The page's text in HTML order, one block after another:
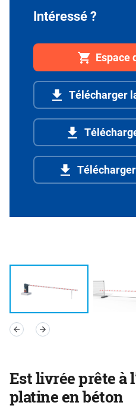
Intéressé ?
Espace
Télécharger
Est livrée prête à
platine en béton